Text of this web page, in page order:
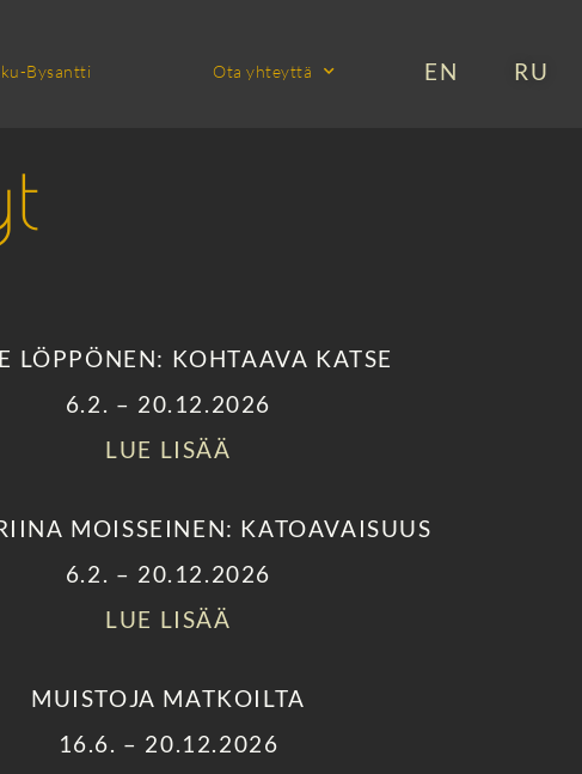
Bysantti Ota yhteyttä EN RU
LÖPPÖNEN: KOHTAAVA KATSE
6.2. – 20.12.2026
LUE LISÄÄ
MOISSEINEN: KATOAVAISUUS
6.2. – 20.12.2026
LUE LISÄÄ
MUISTOJA MATKOILTA
16.6. – 20.12.2026